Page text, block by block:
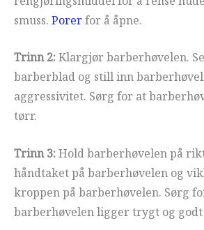
smuss. Porerfor å åpne.
Trinn 2: Klargjør barberhøvelen.
barberblad og still inn
aggressivitet. Sørg for at
tørr.
Trinn 3: Hold barberhøvelen på
håndtaket på barberhøvelen og
kroppen på barberhøvelen. Sørg
barberhøvelen ligger trygt og godt